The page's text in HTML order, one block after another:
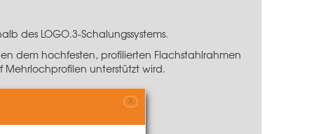
des LOGO.3-Schalungssystems.
dem hochfesten, profilierten Flachstahlrahmen
unterstützt wird.
X